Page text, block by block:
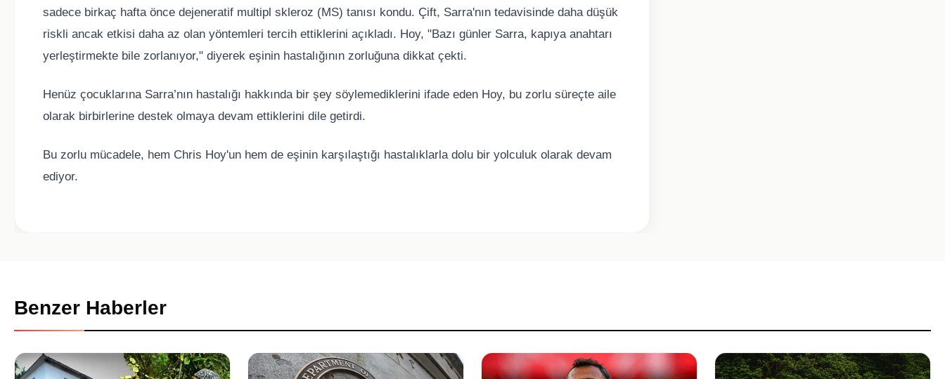
sadece birkaç hafta önce dejeneratif multipl skleroz (MS) tanısı kondu. Çift, Sarra'nın tedavisinde daha düşük
riskli ancak etkisi daha az olan yöntemleri tercih ettiklerini açıkladı. Hoy, "Bazı günler Sarra, kapıya anahtarı
yerleştirmekte bile zorlanıyor," diyerek eşinin hastalığının zorluğuna dikkat çekti.
Henüz çocuklarına Sarra’nın hastalığı hakkında bir şey söylemediklerini ifade eden Hoy, bu zorlu süreçte aile
olarak birbirlerine destek olmaya devam ettiklerini dile getirdi.
Bu zorlu mücadele, hem Chris Hoy'un hem de eşinin karşılaştığı hastalıklarla dolu bir yolculuk olarak devam
ediyor.
Benzer Haberler